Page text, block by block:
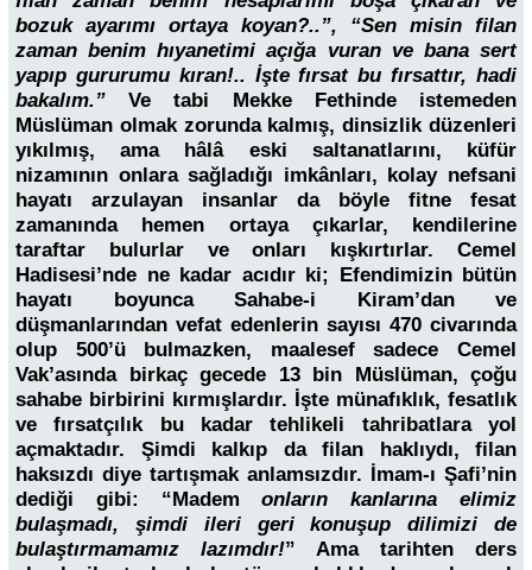
bozuk ayarımı ortaya koyan?..”, “Sen misin filan
zaman benim hıyanetimi açığa vuran ve bana sert
yapıp gururumu kıran!.. İşte fırsat bu fırsattır, hadi
bakalım.” Ve tabi Mekke Fethinde istemeden
Müslüman olmak zorunda kalmış, dinsizlik düzenleri
yıkılmış, ama hâlâ eski saltanatlarını, küfür
nizamının onlara sağladığı imkânları, kolay nefsani
hayatı arzulayan insanlar da böyle fitne fesat
zamanında hemen ortaya çıkarlar, kendilerine
taraftar bulurlar ve onları kışkırtırlar. Cemel
Hadisesi’nde ne kadar acıdır ki; Efendimizin bütün
hayatı boyunca Sahabe-i Kiram’dan ve
düşmanlarından vefat edenlerin sayısı 470 civarında
olup 500’ü bulmazken, maalesef sadece Cemel
Vak’asında birkaç gecede 13 bin Müslüman, çoğu
sahabe birbirini kırmışlardır. İşte münafıklık, fesatlık
ve fırsatçılık bu kadar tehlikeli tahribatlara yol
açmaktadır. Şimdi kalkıp da filan haklıydı, filan
haksızdı diye tartışmak anlamsızdır. İmam-ı Şafi’nin
dediği gibi: “Mademonların kanlarına elimiz
bulaşmadı, şimdi ileri geri konuşup dilimizi de
bulaştırmamamız lazımdır!” Ama tarihten ders